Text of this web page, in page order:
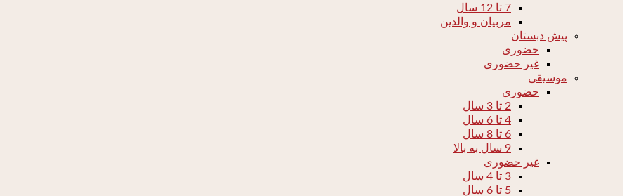
7 تا 12 سال
مربیان و والدین
پیش دبستان
حضوری
غیر حضوری
موسیقی
حضوری
2 تا 3 سال
4 تا 6 سال
6 تا 8 سال
9 سال به بالا
غیر حضوری
3 تا 4 سال
5 تا 6 سال